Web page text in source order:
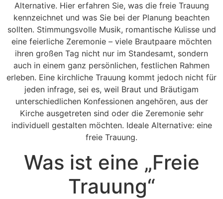
Alternative. Hier erfahren Sie, was die freie Trauung
kennzeichnet und was Sie bei der Planung beachten
sollten. Stimmungsvolle Musik, romantische Kulisse und
eine feierliche Zeremonie – viele Brautpaare möchten
ihren großen Tag nicht nur im Standesamt, sondern
auch in einem ganz persönlichen, festlichen Rahmen
erleben. Eine kirchliche Trauung kommt jedoch nicht für
jeden infrage, sei es, weil Braut und Bräutigam
unterschiedlichen Konfessionen angehören, aus der
Kirche ausgetreten sind oder die Zeremonie sehr
individuell gestalten möchten. Ideale Alternative: eine
freie Trauung.
Was ist eine „Freie
Trauung“